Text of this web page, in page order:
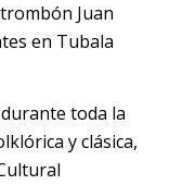
Juan
en Tubala
toda la
y clásica,